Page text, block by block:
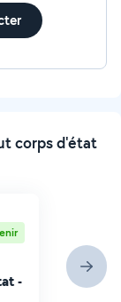
corps d'état
-